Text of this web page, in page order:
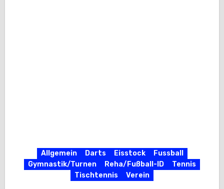
Allgemein Darts Eisstock
Fussball
Gymnastik/Turnen
Reha/Fußball-ID
Tennis
Tischtennis
Verein